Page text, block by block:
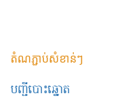
តំណភ្ជាប់សំខាន់ៗ
បញ្ជីបោះឆ្នោត